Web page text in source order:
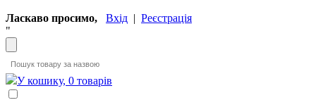
Ласкаво просимо, Вхід | Реєстрація
"
У кошику, 0 товарів